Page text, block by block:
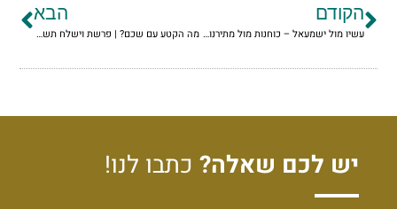
הקודם
עשיו מול ישמעאל – כוחנות מול מתירנות | פרשת תולדות תשפ"ו
הבא
מה הקטע עם שכם? | פרשת וישלח תשפ"ו
יש לכם שאלה? כתבו לנו!